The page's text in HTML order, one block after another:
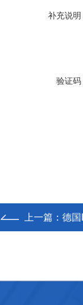
补充说明
验证码
上一篇： 德